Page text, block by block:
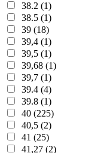
38.2 (1)
38.5 (1)
39 (18)
39,4 (1)
39,5 (1)
39,68 (1)
39,7 (1)
39.4 (4)
39.8 (1)
40 (225)
40,5 (2)
41 (25)
41,27 (2)